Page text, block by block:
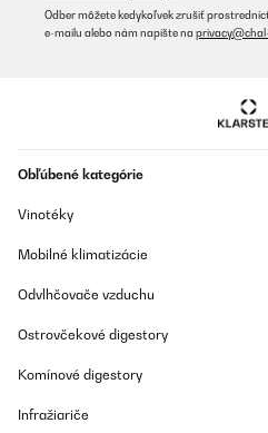
Odber môžete kedykoľvek zrušiť
e-mailu alebo nám napíšte na
Obľúbené kategórie
Vinotéky
Mobilné klimatizácie
Odvlhčovače vzduchu
Ostrovčekové digestory
Komínové digestory
Infražiariče